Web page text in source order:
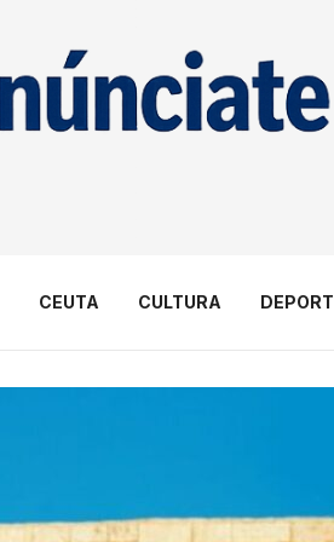
CEUTA CULTURA